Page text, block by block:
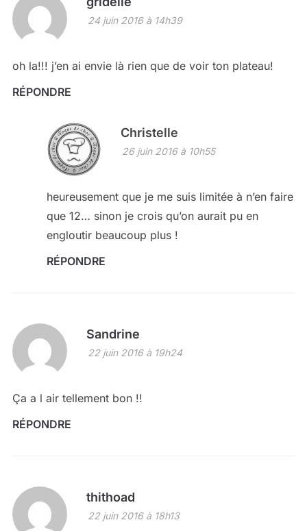
24 juin 2016 à 14h39
oh la!!! j’en ai envie là rien que de voir ton plateau!
RÉPONDRE
Christelle
26 juin 2016 à 10h55
heureusement que je me suis limitée à n’en faire
que 12… sinon je crois qu’on aurait pu en
engloutir beaucoup plus !
RÉPONDRE
Sandrine
22 juin 2016 à 19h24
Ça a l air tellement bon !!
RÉPONDRE
thithoad
22 juin 2016 à 18h13